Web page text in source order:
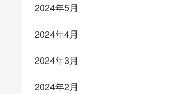
2024年5月
2024年4月
2024年3月
2024年2月